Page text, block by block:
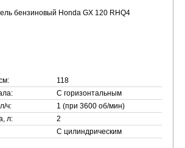
118
С горизонтальным
ч:
1 (при 3600 об/мин)
л:
2
С цилиндрическим